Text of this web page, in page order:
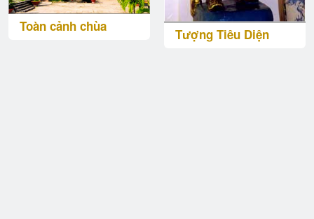
Toàn cảnh chùa
Tượng Tiêu Diện